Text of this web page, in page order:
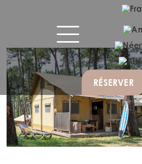
RÉSERVER